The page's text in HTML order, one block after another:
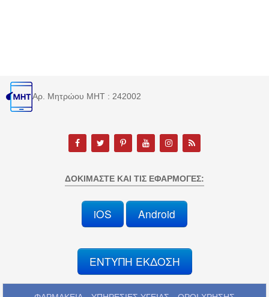
Αρ. Μητρώου MHT : 242002
ΔΟΚΙΜΆΣΤΕ ΚΑΙ ΤΙΣ ΕΦΑΡΜΟΓΈΣ:
iOS Android
ΕΝΤΥΠΗ ΕΚΔΟΣΗ